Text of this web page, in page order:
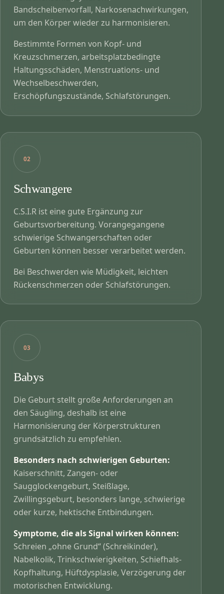
Bandscheibenvorfall, Narkosenachwirkungen,
um den Körper wieder zu harmonisieren.
Bestimmte Formen von Kopf- und
Kreuzschmerzen, arbeitsplatzbedingte
Haltungsschäden, Menstruations- und
Wechselbeschwerden,
Erschöpfungszustände, Schlafstörungen.
02
Schwangere
C.S.I.R ist eine gute Ergänzung zur
Geburtsvorbereitung. Vorangegangene
schwierige Schwangerschaften oder
Geburten können besser verarbeitet werden.
Bei Beschwerden wie Müdigkeit, leichten
Rückenschmerzen oder Schlafstörungen.
03
Babys
Die Geburt stellt große Anforderungen an
den Säugling, deshalb ist eine
Harmonisierung der Körperstrukturen
grundsätzlich zu empfehlen.
Besonders nach schwierigen Geburten:
Kaiserschnitt, Zangen- oder
Saugglockengeburt, Steißlage,
Zwillingsgeburt, besonders lange, schwierige
oder kurze, hektische Entbindungen.
Symptome, die als Signal wirken können:
Schreien „ohne Grund“ (Schreikinder),
Nabelkolik, Trinkschwierigkeiten, Schiefhals-
Kopfhaltung, Hüftdysplasie, Verzögerung der
motorischen Entwicklung.